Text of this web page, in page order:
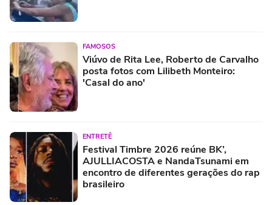
FAMOSOS
Viúvo de Rita Lee, Roberto de Carvalho
posta fotos com Lilibeth Monteiro:
'Casal do ano'
ENTRETÊ
Festival Timbre 2026 reúne BK’,
AJULLIACOSTA e NandaTsunami em
encontro de diferentes gerações do rap
brasileiro